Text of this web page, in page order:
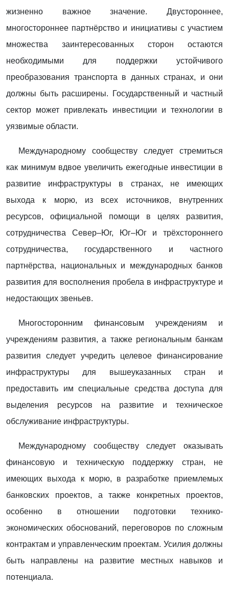
жизненно важное значение. Двустороннее,
многостороннее партнёрство и инициативы с участием
множества заинтересованных сторон остаются
необходимыми для поддержки устойчивого
преобразования транспорта в данных странах, и они
должны быть расширены. Государственный и частный
сектор может привлекать инвестиции и технологии в
уязвимые области.
Международному сообществу следует стремиться
как минимум вдвое увеличить ежегодные инвестиции в
развитие инфраструктуры в странах, не имеющих
выхода к морю, из всех источников, внутренних
ресурсов, официальной помощи в целях развития,
сотрудничества Север–Юг, Юг–Юг и трёхстороннего
сотрудничества, государственного и частного
партнёрства, национальных и международных банков
развития для восполнения пробела в инфраструктуре и
недостающих звеньев.
Многосторонним финансовым учреждениям и
учреждениям развития, а также региональным банкам
развития следует учредить целевое финансирование
инфраструктуры для вышеуказанных стран и
предоставить им специальные средства доступа для
выделения ресурсов на развитие и техническое
обслуживание инфраструктуры.
Международному сообществу следует оказывать
финансовую и техническую поддержку стран, не
имеющих выхода к морю, в разработке приемлемых
банковских проектов, а также конкретных проектов,
особенно в отношении подготовки технико-
экономических обоснований, переговоров по сложным
контрактам и управленческим проектам. Усилия должны
быть направлены на развитие местных навыков и
потенциала.